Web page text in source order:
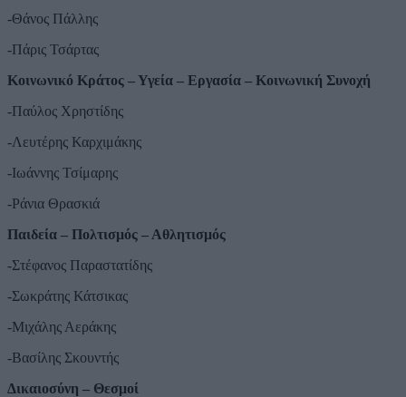
-Θάνος Πάλλης
-Πάρις Τσάρτας
Κοινωνικό Κράτος – Υγεία – Εργασία – Κοινωνική Συνοχή
-Παύλος Χρηστίδης
-Λευτέρης Καρχιμάκης
-Ιωάννης Τσίμαρης
-Ράνια Θρασκιά
Παιδεία – Πολτισμός – Αθλητισμός
-Στέφανος Παραστατίδης
-Σωκράτης Κάτσικας
-Μιχάλης Αεράκης
-Βασίλης Σκουντής
Δικαιοσύνη – Θεσμοί